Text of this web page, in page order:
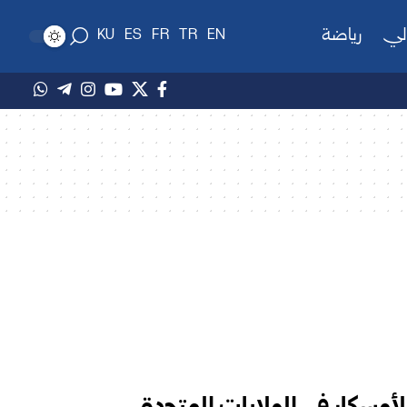
رياضة EN
TR
FR
ES
KU